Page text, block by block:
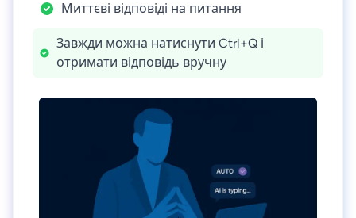
Миттєві відповіді на питання
Завжди можна натиснути Ctrl+Q і
отримати відповідь вручну